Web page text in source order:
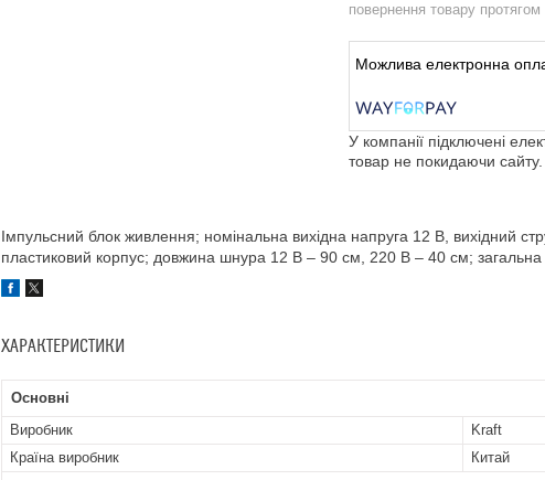
повернення товару протягом
У компанії підключені
товар не покидаючи сайту.
Імпульсний блок живлення; номінальна вихідна напруга 12 В, вихідний
пластиковий корпус; довжина шнура 12 В – 90 см, 220 В – 40 см;
ХАРАКТЕРИСТИКИ
Основні
Виробник
Kraft
Країна виробник
Китай